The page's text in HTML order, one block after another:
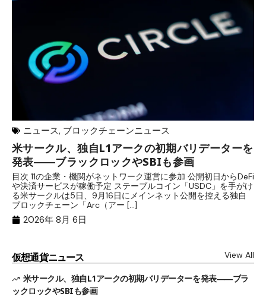
ニュース, ブロックチェーンニュース
米サークル、独自L1アークの初期バリデーターを
発表――ブラックロックやSBIも参画
目次 11の企業・機関がネットワーク運営に参加 公開初日からDeFi
や決済サービスが稼働予定 ステーブルコイン「USDC」を手がけ
る米サークルは5日、9月16日にメインネット公開を控える独自
ブロックチェーン「Arc（アー […]
2026年 8月 6日
仮想通貨ニュース View All
米サークル、独自L1アークの初期バリデーターを発表――ブラ
ックロックやSBIも参画